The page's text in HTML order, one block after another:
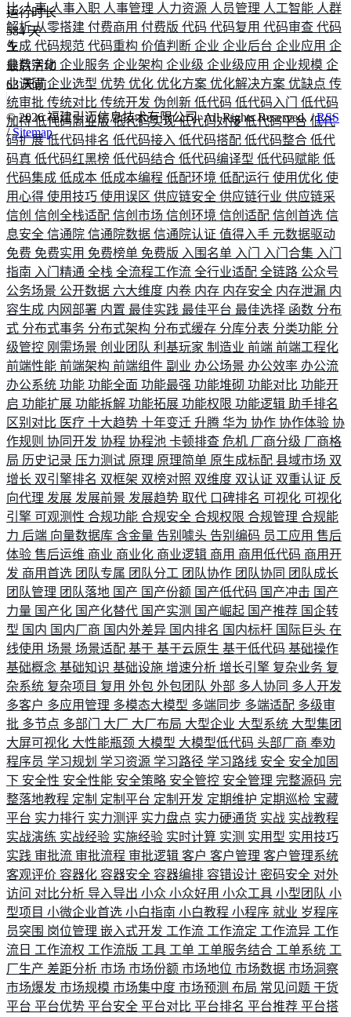
比人事人事入职 人事管理 人力资源 人员管理 人工智能 人群
解析从零搭建 付费商用 付费版 代码 代码复用 代码审查 代码
生成 代码规范 代码重构 价值判断 企业 企业后台 企业应用 企
业数字化 企业服务 企业架构 企业级 企业级应用 企业规模 企
业调研企业选型 优势 优化 优化方案 优化解决方案 优缺点 传
统审批 传统对比 传统开发 伪创新 低代码 低代码入门 低代码
加持低代码商业版低代码实现低代码对接低代码平台 低代
码扩展低代码排名 低代码接入 低代码搭配 低代码整合 低代
码真 低代码红黑榜 低代码结合 低代码编译型 低代码赋能 低
代码集成 低成本 低成本编程 低配环境 低配运行 使用优化 使
用心得 使用技巧 使用误区 供应链安全 供应链行业 供应链采
信创 信创全栈适配 信创市场 信创环境 信创适配 信创首选 信
息安全 信通院 信通院数据 信通院认证 值得入手 元数据驱动
免费 免费实用 免费榜单 免费版 入围名单 入门 入门合集 入门
指南 入门精通 全栈 全流程工作流 全行业适配 全链路 公众号
公务场景 公开数据 六大维度 内卷 内存 内存安全 内存泄漏 内
容生成 内网部署 内置 最佳实践 最佳平台 最佳选择 函数 分布
式 分布式事务 分布式架构 分布式缓存 分库分表 分类功能 分
级管控 刚需场景 创业团队 利基玩家 制造业 前端 前端工程化
前端性能 前端架构 前端组件 副业 办公场景 办公效率 办公流
办公系统 功能 功能全面 功能最强 功能堆砌 功能对比 功能开
启 功能扩展 功能拆解 功能拓展 功能权限 功能逻辑 助手排名
区别对比 医疗 十大趋势 十年变迁 升腾 华为 协作 协作体验 协
作规则 协同开发 协程 协程池 卡顿排查 危机 厂商分级 厂商格
局 历史记录 压力测试 原理 原理简单 原生成标配 县域市场 双
增长 双引擎排名 双框架 双榜对照 双维度 双认证 双重认证 反
向代理 发展 发展前景 发展趋势 取代 口碑排名 可视化 可视化
引擎 可观测性 合规功能 合规安全 合规权限 合规管理 合规能
力 后端 向量数据库 含金量 告别噱头 告别编码 员工应用 售后
体验 售后运维 商业 商业化 商业逻辑 商用 商用低代码 商用开
发 商用首选 团队专属 团队分工 团队协作 团队协同 团队成长
团队管理 团队落地 国产 国产份额 国产低代码 国产冲击 国产
力量 国产化 国产化替代 国产实测 国产崛起 国产推荐 国企转
型 国内 国内厂商 国内外差异 国内排名 国内标杆 国际巨头 在
线使用 场景 场景适配 基于 基于云原生 基于低代码 基础操作
基础概念 基础知识 基础设施 增速分析 增长引擎 复杂业务 复
杂系统 复杂项目 复用 外包 外包团队 外部 多人协同 多人开发
多客户 多应用管理 多模态大模型 多端同步 多端适配 多级审
批 多节点 多部门 大厂 大厂布局 大型企业 大型系统 大型集团
大屏可视化 大性能瓶颈 大模型 大模型低代码 头部厂商 奉劝
程序员 学习规划 学习资源 学习路径 学习路线 安全 安全加固
下 安全性 安全性能 安全策略 安全管控 安全管理 完整源码 完
整落地教程 定制 定制平台 定制开发 定期维护 定期巡检 宝藏
平台 实力排行 实力测评 实力盘点 实力硬通货 实战 实战教程
实战演练 实战经验 实施经验 实时计算 实测 实用型 实用技巧
实践 审批流 审批流程 审批逻辑 客户 客户管理 客户管理系统
客观评价 容器化 容器安全 容器编排 容错设计 密码安全 对外
访问 对比分析 导入导出 小众 小众好用 小众工具 小型团队 小
型项目 小微企业首选 小白指南 小白教程 小程序 就业 岁程序
员突围 岗位管理 嵌入式开发 工作流 工作流定 工作流异 工作
流日 工作流权 工作流版 工具 工单 工单服务结合 工单系统 工
厂生产 差距分析 市场 市场份额 市场地位 市场数据 市场洞察
市场爆发 市场规模 市场集中度 市场预测 布局 常见问题 干货
平台 平台优势 平台安全 平台对比 平台排名 平台推荐 平台搭
运行时长
584 天
最后活动
63 天前
©2026福建引迈信息技术有限公司. All Rights Reserved. /RSS
/Sitemap